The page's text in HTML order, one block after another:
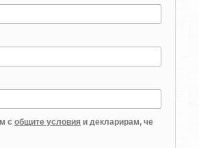
с общите условия и декларирам, че